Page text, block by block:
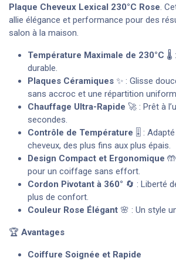
Plaque Cheveux Lexical 230°C Rose.
allie élégance et performance pour des
salon à la maison.
Température Maximale de 230°C 🌡️
durable.
Plaques Céramiques ✨ : Glisse
sans accroc et une répartition
Chauffage Ultra-Rapide 🚀 : Prêt à
secondes.
Contrôle de Température 🎚️ :
cheveux, des plus fins aux plus épais.
Design Compact et Ergonomique
pour un coiffage sans effort.
Cordon Pivotant à 360° 🔄 : Liberté
plus de confort.
Couleur Rose Élégant 🌸 : Un style
🏆 Avantages
Coiffure Soignée et Rapide